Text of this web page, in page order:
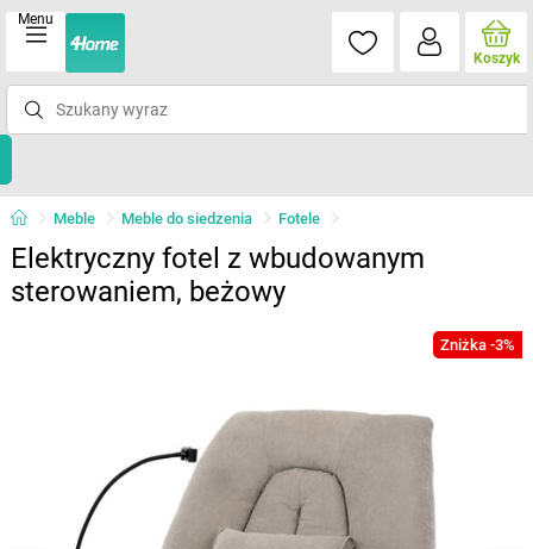
Menu
Koszyk
Meble Meble do siedzenia Fotele
Elektryczny fotel z wbudowanym
sterowaniem, beżowy
Zniżka -3%